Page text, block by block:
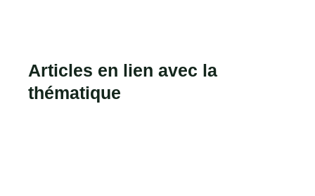
Articles en lien avec la
thématique